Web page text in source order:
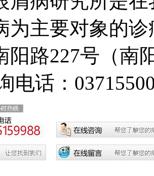
为主要对象的诊
阳路227号（南
电话：